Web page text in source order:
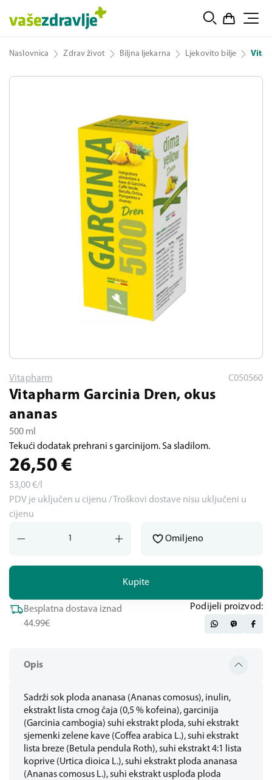
Naslovnica Zdrav život Biljna ljekarna Ljekovito bilje
Opis
Sadrži sok ploda ananasa (Ananas comosus), inulin,
ekstrakt lista crnog čaja (0,5 % kofeina), garcinija
(Garcinia cambogia) suhi ekstrakt ploda, suhi ekstrakt
sjemenki zelene kave (Coffea arabica L.), suhi ekstrakt
lista breze (Betula pendula Roth), suhi ekstrakt 4:1 lista
koprive (Urtica dioica L.), suhi ekstrakt ploda ananasa
(Ananas comosus L.), suhi ekstrakt usplođa ploda
Vitapharm C050560
Vitapharm Garcinia Dren, okus
ananas
500 ml
Tekući dodatak prehrani s garcinijom. Sa sladilom.
26,50 €
53,00€/l
PDV je uključen u cijenu / Troškovi dostave nisu uključeni u
cijenu
Kupite
Omiljeno
Besplatna dostava iznad
44.99€
Podijeli proizvod: